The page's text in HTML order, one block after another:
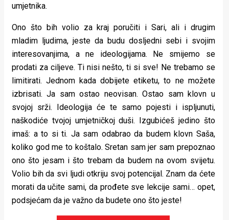
umjetnika.
Ono što bih volio za kraj poručiti i Sari, ali i drugim
mladim ljudima, jeste da budu dosljedni sebi i svojim
interesovanjima, a ne ideologijama. Ne smijemo se
prodati za ciljeve. Ti nisi nešto, ti si sve! Ne trebamo se
limitirati. Jednom kada dobijete etiketu, to ne možete
izbrisati. Ja sam ostao neovisan. Ostao sam klovn u
svojoj srži. Ideologija će te samo pojesti i ispljunuti,
naškodiće tvojoj umjetničkoj duši. Izgubićeš jedino što
imaš: a to si ti. Ja sam odabrao da budem klovn Saša,
koliko god me to koštalo. Sretan sam jer sam prepoznao
ono što jesam i što trebam da budem na ovom svijetu.
Volio bih da svi ljudi otkriju svoj potencijal. Znam da ćete
morati da učite sami, da prođete sve lekcije sami… opet,
podsjećam da je važno da budete ono što jeste!